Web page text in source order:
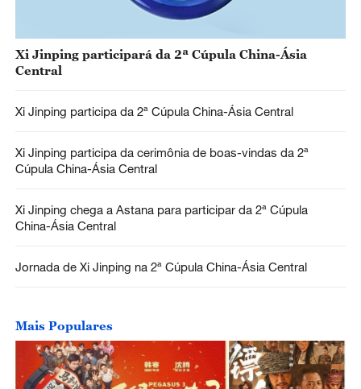
Xi Jinping participará da 2ª Cúpula China-Ásia
Central
Xi Jinping participa da 2ª Cúpula China-Ásia Central
Xi Jinping participa da cerimônia de boas-vindas da 2ª
Cúpula China-Ásia Central
Xi Jinping chega a Astana para participar da 2ª Cúpula
China-Ásia Central
Jornada de Xi Jinping na 2ª Cúpula China-Ásia Central
Mais Populares